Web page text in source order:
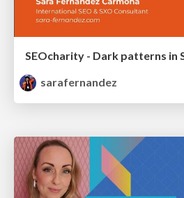
sarafernandez